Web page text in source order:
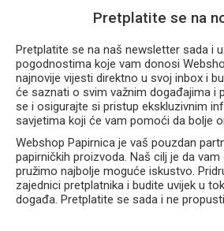
Pretplatite se na
Pretplatite se na naš newsletter sada i
pogodnostima koje vam donosi
najnovije vijesti direktno u svoj inbox i
će saznati o svim važnim događajima i
se i osigurajte si pristup ekskluzivnim
savjetima koji će vam pomoći da bolje
Webshop Papirnica je vaš pouzdan
papirničkih proizvoda. Naš cilj je da
pružimo najbolje moguće iskustvo.
zajednici pretplatnika i budite uvijek u
događa. Pretplatite se sada i ne